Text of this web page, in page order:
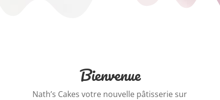
Bienvenue
Nath’s Cakes votre nouvelle pâtisserie sur